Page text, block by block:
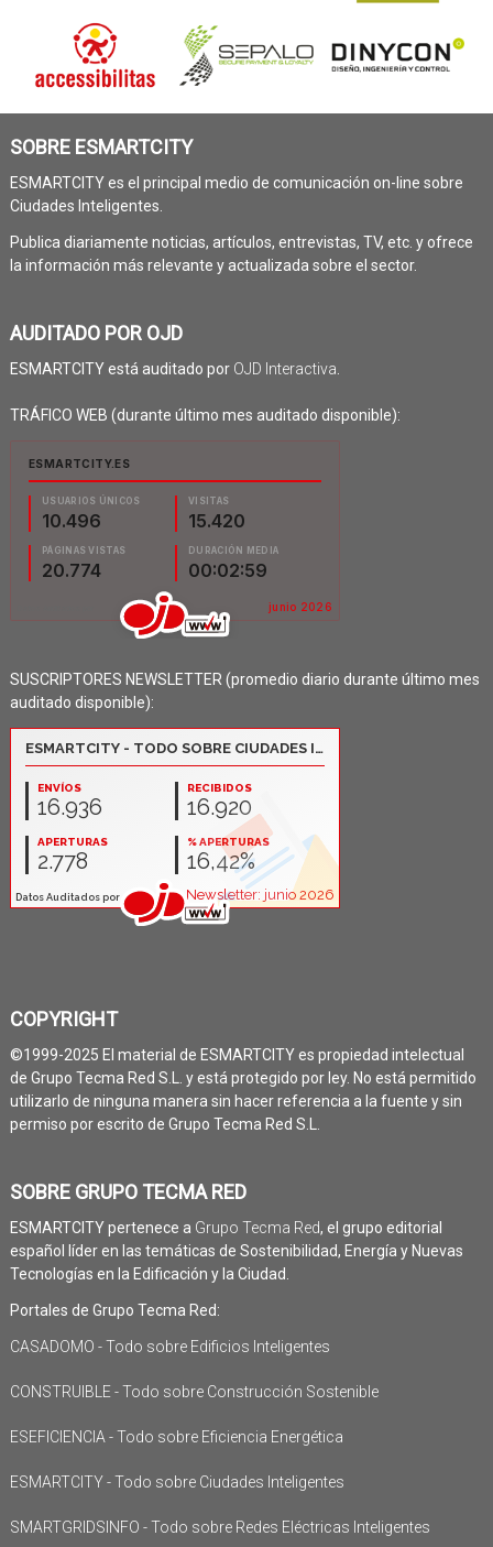
SOBRE ESMARTCITY
ESMARTCITY es el principal medio de comunicación on-line sobre
Ciudades Inteligentes.
Publica diariamente noticias, artículos, entrevistas, TV, etc. y ofrece
la información más relevante y actualizada sobre el sector.
AUDITADO POR OJD
ESMARTCITY está auditado por OJD Interactiva.
TRÁFICO WEB (durante último mes auditado disponible):
SUSCRIPTORES NEWSLETTER (promedio diario durante último mes
auditado disponible):
COPYRIGHT
©1999-2025 El material de ESMARTCITY es propiedad intelectual
de Grupo Tecma Red S.L. y está protegido por ley. No está permitido
utilizarlo de ninguna manera sin hacer referencia a la fuente y sin
permiso por escrito de Grupo Tecma Red S.L.
SOBRE GRUPO TECMA RED
ESMARTCITY pertenece a Grupo Tecma Red, el grupo editorial
español líder en las temáticas de Sostenibilidad, Energía y Nuevas
Tecnologías en la Edificación y la Ciudad.
Portales de Grupo Tecma Red:
CASADOMO - Todo sobre Edificios Inteligentes
CONSTRUIBLE - Todo sobre Construcción Sostenible
ESEFICIENCIA - Todo sobre Eficiencia Energética
ESMARTCITY - Todo sobre Ciudades Inteligentes
SMARTGRIDSINFO - Todo sobre Redes Eléctricas Inteligentes